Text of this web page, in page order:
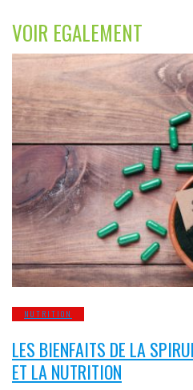
VOIR EGALEMENT
NUTRITION
LES BIENFAITS DE LA
ET LA NUTRITION